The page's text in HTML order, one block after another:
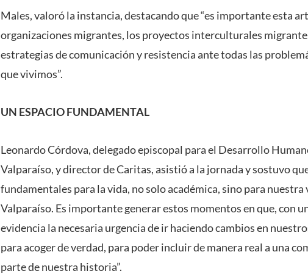
Males, valoró la instancia, destacando que “es importante esta
organizaciones migrantes, los proyectos interculturales
estrategias de comunicación y resistencia ante todas las
que vivimos”.
UN ESPACIO FUNDAMENTAL
Leonardo Córdova, delegado episcopal para el Desarrollo
Valparaíso, y director de Caritas, asistió a la jornada y sostuvo
fundamentales para la vida, no solo académica, sino para
Valparaíso. Es importante generar estos momentos en que, con
evidencia la necesaria urgencia de ir haciendo cambios en
para acoger de verdad, para poder incluir de manera real a una
parte de nuestra historia”.